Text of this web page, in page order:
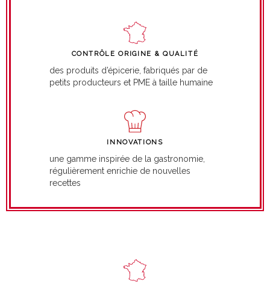
CONTRÔLE ORIGINE & QUALITÉ
des produits d’épicerie, fabriqués par de
petits producteurs et PME à taille humaine
INNOVATIONS
une gamme inspirée de la gastronomie,
régulièrement enrichie de nouvelles
recettes